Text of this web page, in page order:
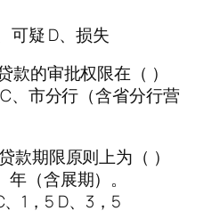
可疑 D、损失
款的审批权限在（ ）
、市分行（含省分行营
款期限原则上为（ ）
（含展期）。
、1，5 D、3，5